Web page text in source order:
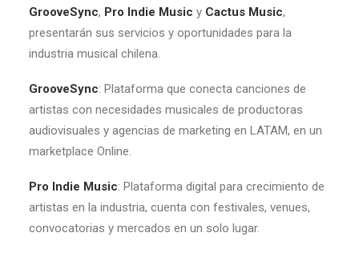
GrooveSync, Pro Indie Music y Cactus Music,
presentarán sus servicios y oportunidades para la
industria musical chilena.
GrooveSync: Plataforma que conecta canciones de
artistas con necesidades musicales de productoras
audiovisuales y agencias de marketing en LATAM, en un
marketplace Online.
Pro Indie Music: Plataforma digital para crecimiento de
artistas en la industria, cuenta con festivales, venues,
convocatorias y mercados en un solo lugar.